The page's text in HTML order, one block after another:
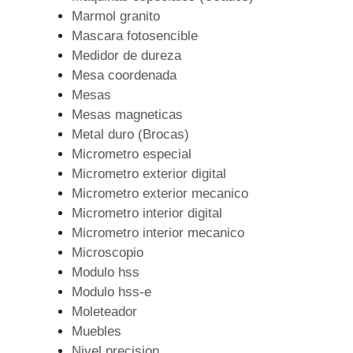
Marmol granito
Mascara fotosencible
Medidor de dureza
Mesa coordenada
Mesas
Mesas magneticas
Metal duro (Brocas)
Micrometro especial
Micrometro exterior digital
Micrometro exterior mecanico
Micrometro interior digital
Micrometro interior mecanico
Microscopio
Modulo hss
Modulo hss-e
Moleteador
Muebles